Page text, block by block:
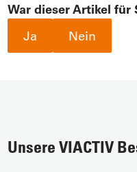
War dieser Artikel für
Ja
Nein
Unsere VIACTIV